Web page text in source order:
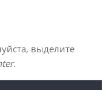
выделите
.